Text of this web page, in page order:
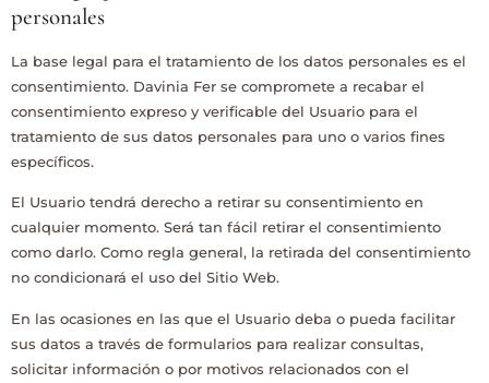
personales
La base legal para el tratamiento de los datos personales es el
consentimiento. Davinia Fer se compromete a recabar el
consentimiento expreso y verificable del Usuario para el
tratamiento de sus datos personales para uno o varios fines
específicos.
El Usuario tendrá derecho a retirar su consentimiento en
cualquier momento. Será tan fácil retirar el consentimiento
como darlo. Como regla general, la retirada del consentimiento
no condicionará el uso del Sitio Web.
En las ocasiones en las que el Usuario deba o pueda facilitar
sus datos a través de formularios para realizar consultas,
solicitar información o por motivos relacionados con el